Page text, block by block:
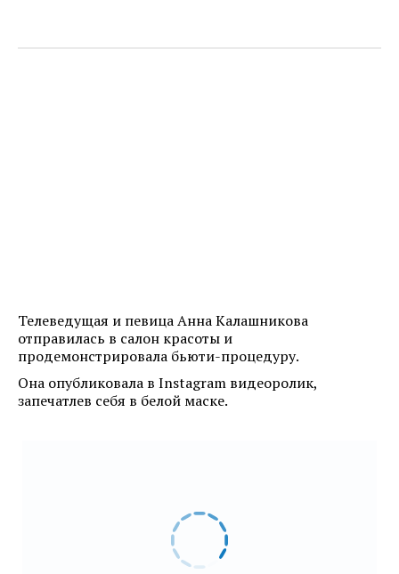
Телеведущая и певица Анна Калашникова
отправилась в салон красоты и
продемонстрировала бьюти-процедуру.
Она опубликовала в Instagram видеоролик,
запечатлев себя в белой маске.